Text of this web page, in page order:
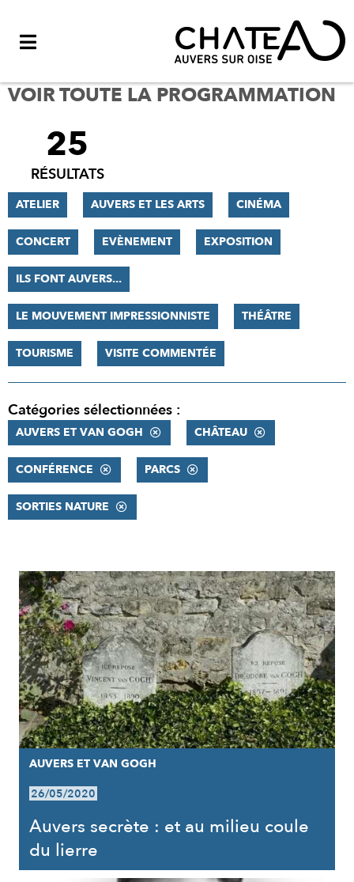
VOIR TOUTE LA PROGRAMMATION
FILTRER
RÉSULTATS
25
RÉSULTATS
ATELIER AUVERS ET LES ARTS CINÉMA
CONCERT EVÈNEMENT EXPOSITION
ILS FONT AUVERS...
LE MOUVEMENT IMPRESSIONNISTE THÉÂTRE
TOURISME VISITE COMMENTÉE
Catégories sélectionnées :
AUVERS ET VAN GOGH CHÂTEAU
CONFÉRENCE PARCS
SORTIES NATURE
RÉSULTATS
AUVERS ET VAN GOGH
26/05/2020
Auvers secrète : et au milieu coule
du lierre